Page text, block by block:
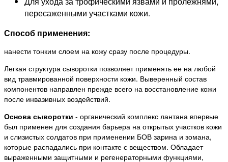
пересаженными участками кожи.
Способ применения:
нанести тонким слоем на кожу сразу после процедуры.
Легкая структура сыворотки позволяет применять ее на любой
вид травмированной поверхности кожи. Выверенный состав
компонентов направлен прежде всего на восстановление кожи
после инвазивных воздействий.
Основа сыворотки - органический комплекс лантана впервые
был применен для создания барьера на открытых участков кожи
и слизистых солдатов при применении БОВ зарина и зомана,
которые распадались при контакте с веществом. Обладает
выраженными защитными и регенераторными функциями,